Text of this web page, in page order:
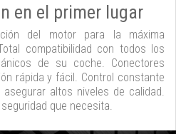
en el primer lugar
del motor para la máxima
compatibilidad con todos los
de su coche. Conectores
rápida y fácil. Control constante
altos niveles de calidad.
que necesita.